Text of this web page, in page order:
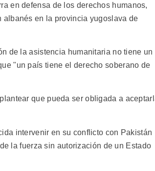
en defensa de los derechos humanos,
en la provincia yugoslava de
de la asistencia humanitaria no tiene un
"un país tiene el derecho soberano de
que pueda ser obligada a
intervenir en su conflicto con Pakistán
la fuerza sin autorización de un Estado